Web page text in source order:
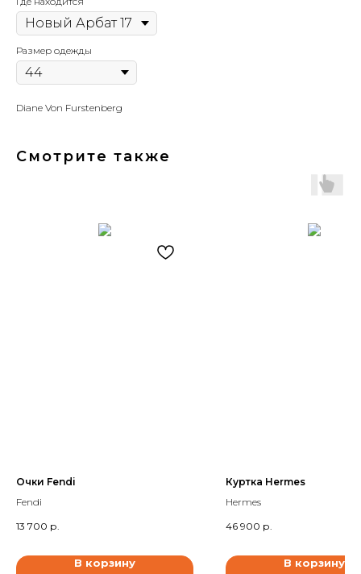
Размер одежды
Diane Von Furstenberg
Смотрите также
Очки Fendi
Fendi
13 700 р.
В корзину
Куртка Hermes
Hermes
46 900 р.
В корзину